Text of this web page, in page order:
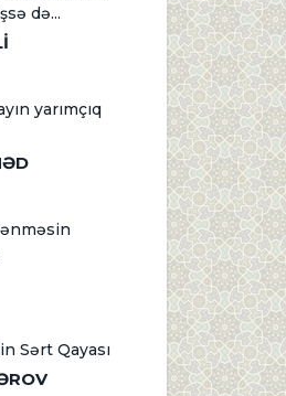
də...
yarımçıq
Sərt Qayası